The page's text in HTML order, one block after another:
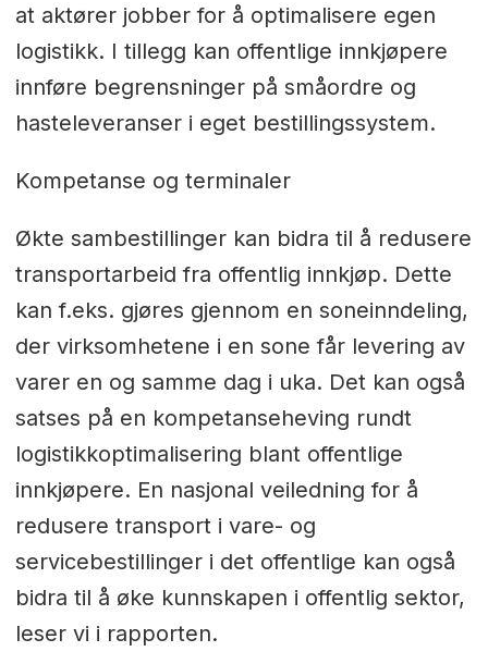
at aktører jobber for å optimalisere egen
logistikk. I tillegg kan offentlige innkjøpere
innføre begrensninger på småordre og
hasteleveranser i eget bestillingssystem.
Kompetanse og terminaler
Økte sambestillinger kan bidra til å redusere
transportarbeid fra offentlig innkjøp. Dette
kan f.eks. gjøres gjennom en soneinndeling,
der virksomhetene i en sone får levering av
varer en og samme dag i uka. Det kan også
satses på en kompetanseheving rundt
logistikkoptimalisering blant offentlige
innkjøpere. En nasjonal veiledning for å
redusere transport i vare- og
servicebestillinger i det offentlige kan også
bidra til å øke kunnskapen i offentlig sektor,
leser vi i rapporten.